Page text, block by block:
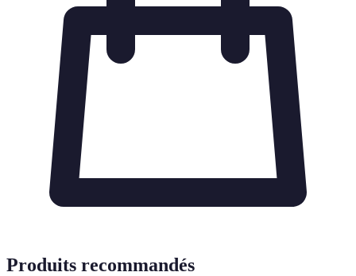
Produits recommandés